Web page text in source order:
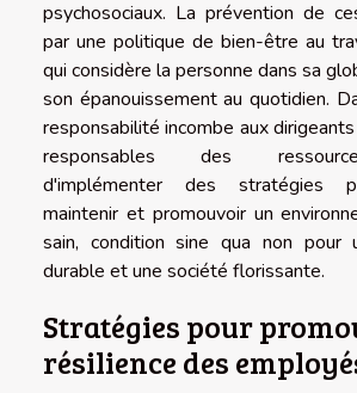
psychosociaux. La prévention de
par une politique de bien-être au
qui considère la personne dans sa
son épanouissement au quotidien.
responsabilité incombe aux
responsables des
d'implémenter des stratégies
maintenir et promouvoir un
sain, condition sine qua non pour
durable et une société florissante.
Stratégies pour
résilience des